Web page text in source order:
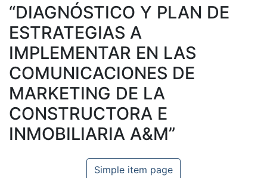
Statistics
“DIAGNÓSTICO Y PLAN DE
ESTRATEGIAS A
IMPLEMENTAR EN LAS
COMUNICACIONES DE
MARKETING DE LA
CONSTRUCTORA E
INMOBILIARIA A&M”
Simple item page